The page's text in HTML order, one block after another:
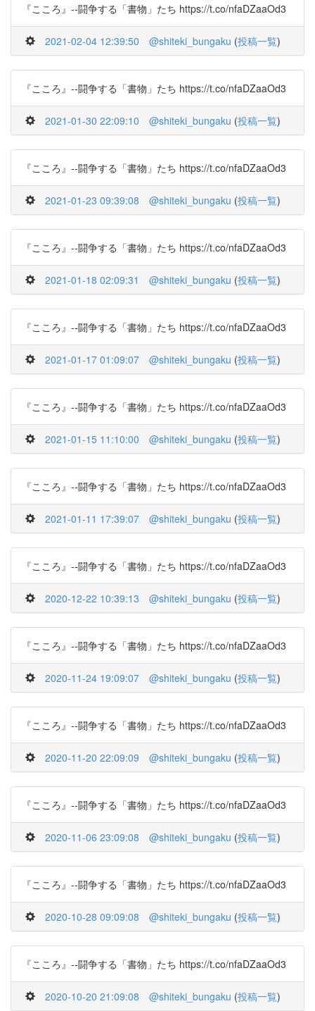
『こころ』--闘争する「書物」たち https://t.co/nfaDZaaOd3
2021-02-04 12:39:50 @shiteki_bungaku (投稿一覧)
『こころ』--闘争する「書物」たち https://t.co/nfaDZaaOd3
2021-01-30 22:09:10 @shiteki_bungaku (投稿一覧)
『こころ』--闘争する「書物」たち https://t.co/nfaDZaaOd3
2021-01-23 09:39:08 @shiteki_bungaku (投稿一覧)
『こころ』--闘争する「書物」たち https://t.co/nfaDZaaOd3
2021-01-18 02:09:31 @shiteki_bungaku (投稿一覧)
『こころ』--闘争する「書物」たち https://t.co/nfaDZaaOd3
2021-01-17 01:09:07 @shiteki_bungaku (投稿一覧)
『こころ』--闘争する「書物」たち https://t.co/nfaDZaaOd3
2021-01-15 11:10:00 @shiteki_bungaku (投稿一覧)
『こころ』--闘争する「書物」たち https://t.co/nfaDZaaOd3
2021-01-11 17:39:07 @shiteki_bungaku (投稿一覧)
『こころ』--闘争する「書物」たち https://t.co/nfaDZaaOd3
2020-12-22 10:39:13 @shiteki_bungaku (投稿一覧)
『こころ』--闘争する「書物」たち https://t.co/nfaDZaaOd3
2020-11-24 19:09:07 @shiteki_bungaku (投稿一覧)
『こころ』--闘争する「書物」たち https://t.co/nfaDZaaOd3
2020-11-20 22:09:09 @shiteki_bungaku (投稿一覧)
『こころ』--闘争する「書物」たち https://t.co/nfaDZaaOd3
2020-11-06 23:09:08 @shiteki_bungaku (投稿一覧)
『こころ』--闘争する「書物」たち https://t.co/nfaDZaaOd3
2020-10-28 09:09:08 @shiteki_bungaku (投稿一覧)
『こころ』--闘争する「書物」たち https://t.co/nfaDZaaOd3
2020-10-20 21:09:08 @shiteki_bungaku (投稿一覧)